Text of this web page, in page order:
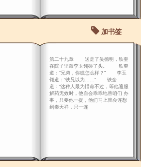
加书签
第二十九章 送走了吴德明，铁奎
在院子里跟李玉翎碰了头。 铁奎
道：“兄弟，你瞧怎么样？” 李玉
翎道：“铁兄以为……” 铁奎
道：“这种人最为惜命不过，等他遍服
解药无效时，他自会乖乖地替咱们 办
事，只要他一提，他们马上就会连想
到秦天祥，只一连